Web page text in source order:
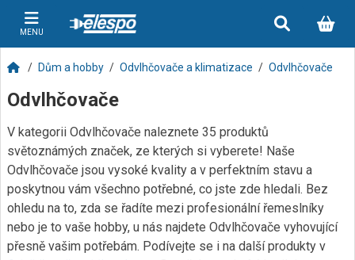
MENU
Dům a hobby Odvlhčovače a klimatizace Odvlhčovače
Odvlhčovače
V kategorii Odvlhčovače naleznete 35 produktů
světoznámých značek, ze kterých si vyberete! Naše
Odvlhčovače jsou vysoké kvality a v perfektním stavu a
poskytnou vám všechno potřebné, co jste zde hledali. Bez
ohledu na to, zda se řadíte mezi profesionální řemeslníky
nebo je to vaše hobby, u nás najdete Odvlhčovače vyhovující
přesně vašim potřebám. Podívejte se i na další produkty v